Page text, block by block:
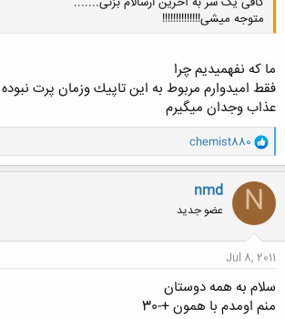
متوجه میشی!!!!!!!!!!!!!!
ما كه نفهميديم چرا
فقط اميدوارم مربوط به اين تاپيك وزمان پرت
عذاب وجدان ميگيرم
و
ا
ک
ن
ش
ه
ا
chemist880
N
nmd
عضو جدید
Jul 8, 2011
سلام به همه دوستان
منم اومدم با همون +-30